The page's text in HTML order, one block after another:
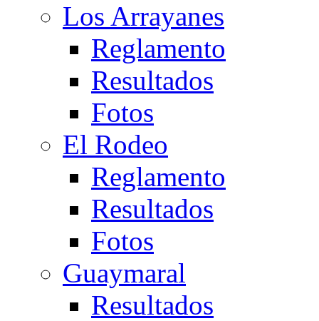
Los Arrayanes
Reglamento
Resultados
Fotos
El Rodeo
Reglamento
Resultados
Fotos
Guaymaral
Resultados